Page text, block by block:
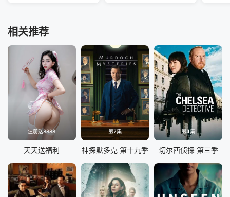
相关推荐
注册送8888
天天送福利
第7集
神探默多克 第十九季
第4集
切尔西侦探 第三季